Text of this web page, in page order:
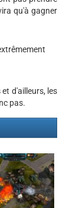
qu'à gagner
d'ailleurs, les
pas.